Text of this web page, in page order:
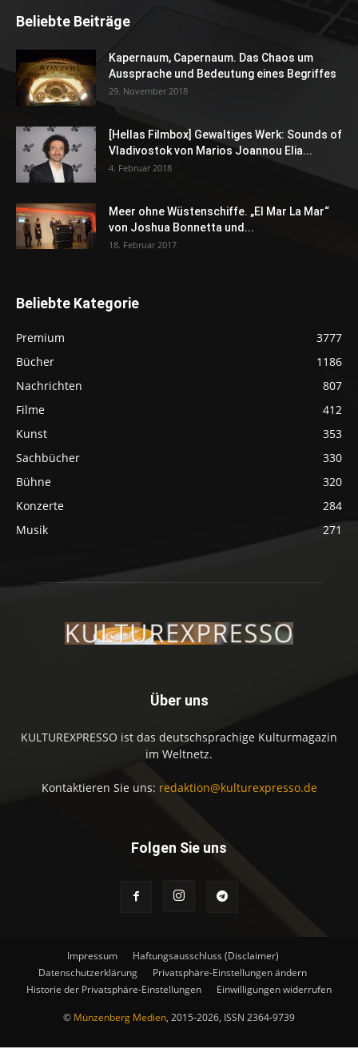
Beliebte Beiträge
Kapernaum, Capernaum. Das Chaos um
Aussprache und Bedeutung eines Begriffes
29. November 2018
[Hellas Filmbox] Gewaltiges Werk: Sounds of
Vladivostok von Marios Joannou Elia...
4. Februar 2018
Meer ohne Wüstenschiffe. „El Mar La Mar“
von Joshua Bonnetta und...
18. Februar 2017
Beliebte Kategorie
Premium
3777
Bücher
1186
Nachrichten
807
Filme
412
Kunst
353
Sachbücher
330
Bühne
320
Konzerte
284
Musik
271
Über uns
KULTUREXPRESSO ist das deutschsprachige Kulturmagazin
im Weltnetz.
Kontaktieren Sie uns: redaktion@kulturexpresso.de
Folgen Sie uns
Impressum
Haftungsausschluss (Disclaimer)
Datenschutzerklärung
Privatsphäre-Einstellungen ändern
Historie der Privatsphäre-Einstellungen
Einwilligungen widerrufen
© Münzenberg Medien, 2015-2026, ISSN 2364-9739